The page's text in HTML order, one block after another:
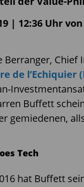
| 12:36 Uhr
Berranger, Chief
de l’Echiquier
Buffett
gemiedenen,
Tech
hat Buffett